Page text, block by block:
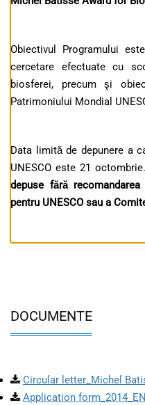
Obiectivul Programului
cercetare efectuate cu
biosferei, precum şi
Patrimoniului Mondial
Data limită de depunere a
UNESCO este 21 octombrie.
depuse fără
pentru UNESCO sau a
DOCUMENTE
Circular letter_Michel
Application